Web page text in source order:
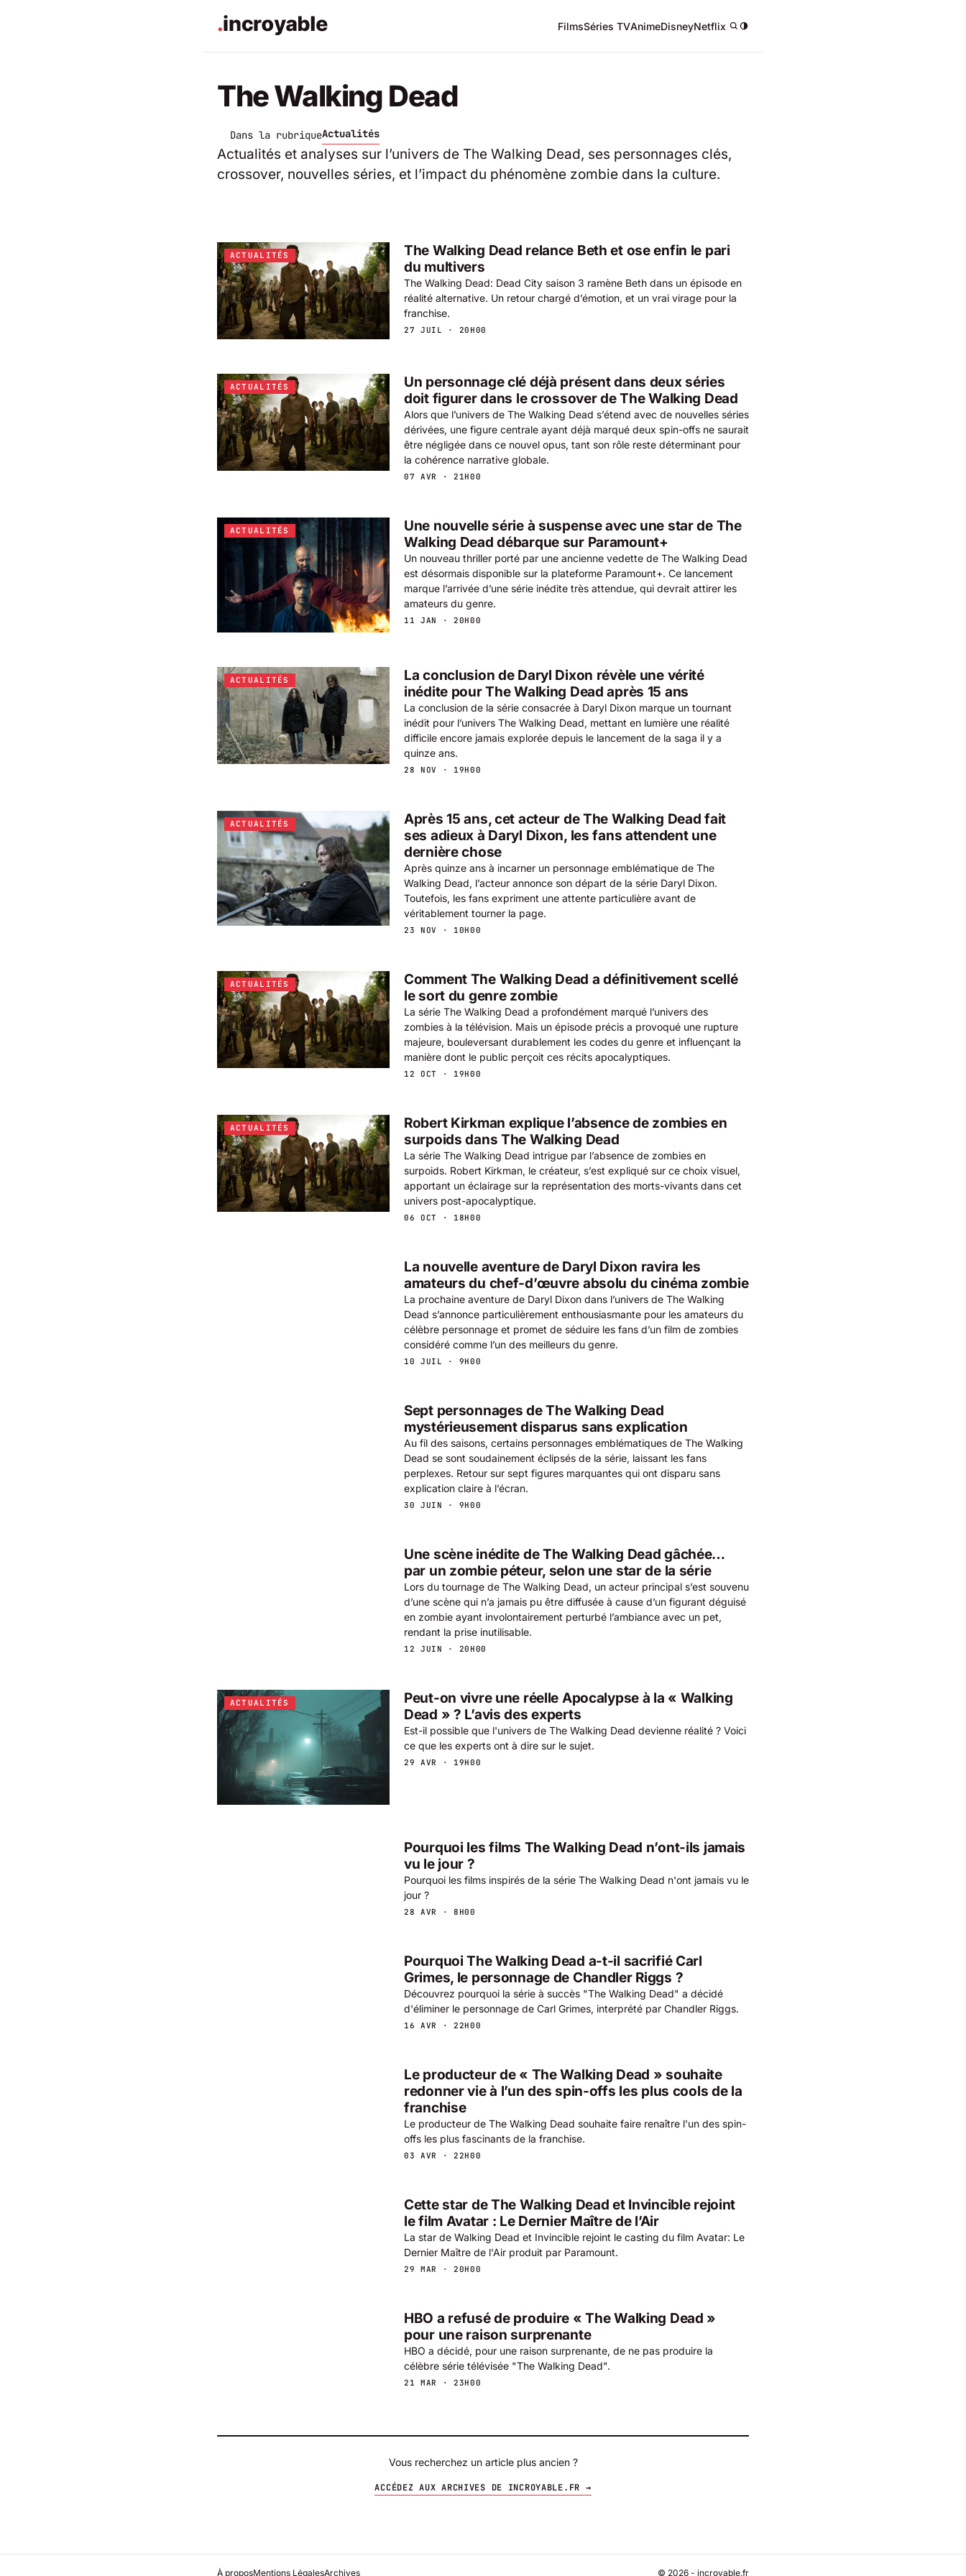
FilmsSéries TVAnimeDisneyNetflix/
The Walking Dead
Dans la rubriqueActualités
Actualités et analyses sur l’univers de The Walking Dead, ses personnages clés,
crossover, nouvelles séries, et l’impact du phénomène zombie dans la culture.
ACTUALITÉS
The Walking Dead relance Beth et ose enfin le pari
du multivers
The Walking Dead: Dead City saison 3 ramène Beth dans un épisode en
réalité alternative. Un retour chargé d’émotion, et un vrai virage pour la
franchise.
27 JUIL · 20H00
ACTUALITÉS
Un personnage clé déjà présent dans deux séries
doit figurer dans le crossover de The Walking Dead
Alors que l’univers de The Walking Dead s’étend avec de nouvelles séries
dérivées, une figure centrale ayant déjà marqué deux spin-offs ne saurait
être négligée dans ce nouvel opus, tant son rôle reste déterminant pour
la cohérence narrative globale.
07 AVR · 21H00
ACTUALITÉS
Une nouvelle série à suspense avec une star de The
Walking Dead débarque sur Paramount+
Un nouveau thriller porté par une ancienne vedette de The Walking Dead
est désormais disponible sur la plateforme Paramount+. Ce lancement
marque l’arrivée d’une série inédite très attendue, qui devrait attirer les
amateurs du genre.
11 JAN · 20H00
ACTUALITÉS
La conclusion de Daryl Dixon révèle une vérité
inédite pour The Walking Dead après 15 ans
La conclusion de la série consacrée à Daryl Dixon marque un tournant
inédit pour l’univers The Walking Dead, mettant en lumière une réalité
difficile encore jamais explorée depuis le lancement de la saga il y a
quinze ans.
28 NOV · 19H00
ACTUALITÉS
Après 15 ans, cet acteur de The Walking Dead fait
ses adieux à Daryl Dixon, les fans attendent une
dernière chose
Après quinze ans à incarner un personnage emblématique de The
Walking Dead, l’acteur annonce son départ de la série Daryl Dixon.
Toutefois, les fans expriment une attente particulière avant de
véritablement tourner la page.
23 NOV · 10H00
ACTUALITÉS
Comment The Walking Dead a définitivement scellé
le sort du genre zombie
La série The Walking Dead a profondément marqué l’univers des
zombies à la télévision. Mais un épisode précis a provoqué une rupture
majeure, bouleversant durablement les codes du genre et influençant la
manière dont le public perçoit ces récits apocalyptiques.
12 OCT · 19H00
ACTUALITÉS
Robert Kirkman explique l’absence de zombies en
surpoids dans The Walking Dead
La série The Walking Dead intrigue par l’absence de zombies en
surpoids. Robert Kirkman, le créateur, s’est expliqué sur ce choix visuel,
apportant un éclairage sur la représentation des morts-vivants dans cet
univers post-apocalyptique.
06 OCT · 18H00
La nouvelle aventure de Daryl Dixon ravira les
amateurs du chef-d’œuvre absolu du cinéma zombie
La prochaine aventure de Daryl Dixon dans l’univers de The Walking
Dead s’annonce particulièrement enthousiasmante pour les amateurs du
célèbre personnage et promet de séduire les fans d’un film de zombies
considéré comme l’un des meilleurs du genre.
10 JUIL · 9H00
Sept personnages de The Walking Dead
mystérieusement disparus sans explication
Au fil des saisons, certains personnages emblématiques de The Walking
Dead se sont soudainement éclipsés de la série, laissant les fans
perplexes. Retour sur sept figures marquantes qui ont disparu sans
explication claire à l’écran.
30 JUIN · 9H00
Une scène inédite de The Walking Dead gâchée…
par un zombie péteur, selon une star de la série
Lors du tournage de The Walking Dead, un acteur principal s’est souvenu
d’une scène qui n’a jamais pu être diffusée à cause d’un figurant déguisé
en zombie ayant involontairement perturbé l’ambiance avec un pet,
rendant la prise inutilisable.
12 JUIN · 20H00
ACTUALITÉS
Peut-on vivre une réelle Apocalypse à la « Walking
Dead » ? L’avis des experts
Est-il possible que l'univers de The Walking Dead devienne réalité ? Voici
ce que les experts ont à dire sur le sujet.
29 AVR · 19H00
Pourquoi les films The Walking Dead n’ont-ils jamais
vu le jour ?
Pourquoi les films inspirés de la série The Walking Dead n'ont jamais vu le
jour ?
28 AVR · 8H00
Pourquoi The Walking Dead a-t-il sacrifié Carl
Grimes, le personnage de Chandler Riggs ?
Découvrez pourquoi la série à succès "The Walking Dead" a décidé
d'éliminer le personnage de Carl Grimes, interprété par Chandler Riggs.
16 AVR · 22H00
Le producteur de « The Walking Dead » souhaite
redonner vie à l’un des spin-offs les plus cools de la
franchise
Le producteur de The Walking Dead souhaite faire renaître l'un des spin-
offs les plus fascinants de la franchise.
03 AVR · 22H00
Cette star de The Walking Dead et Invincible rejoint
le film Avatar : Le Dernier Maître de l’Air
La star de Walking Dead et Invincible rejoint le casting du film Avatar: Le
Dernier Maître de l'Air produit par Paramount.
29 MAR · 20H00
HBO a refusé de produire « The Walking Dead »
pour une raison surprenante
HBO a décidé, pour une raison surprenante, de ne pas produire la
célèbre série télévisée "The Walking Dead".
21 MAR · 23H00
Vous recherchez un article plus ancien ?
ACCÉDEZ AUX ARCHIVES DE INCROYABLE.FR →
À proposMentions LégalesArchives © 2026 - incroyable.fr